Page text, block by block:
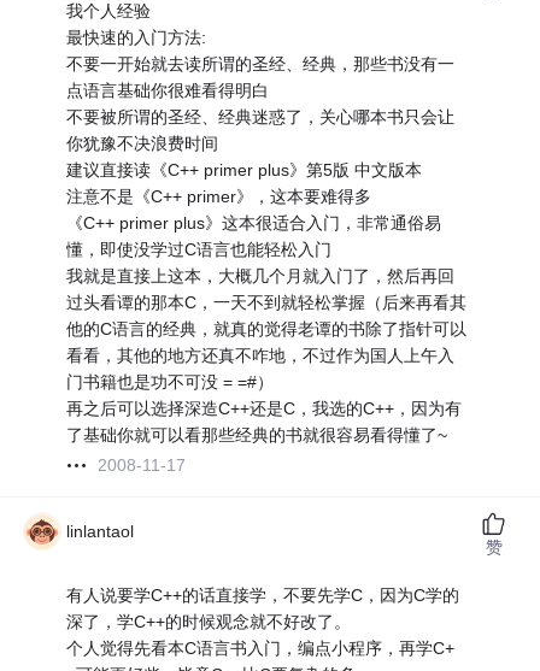
我个人经验
最快速的入门方法:
不要一开始就去读所谓的圣经、经典，那些书没有一
点语言基础你很难看得明白
不要被所谓的圣经、经典迷惑了，关心哪本书只会让
你犹豫不决浪费时间
建议直接读《C++ primer plus》第5版 中文版本
注意不是《C++ primer》，这本要难得多
《C++ primer plus》这本很适合入门，非常通俗易
懂，即使没学过C语言也能轻松入门
我就是直接上这本，大概几个月就入门了，然后再回
过头看谭的那本C，一天不到就轻松掌握（后来再看其
他的C语言的经典，就真的觉得老谭的书除了指针可以
看看，其他的地方还真不咋地，不过作为国人上午入
门书籍也是功不可没 = =#）
再之后可以选择深造C++还是C，我选的C++，因为有
了基础你就可以看那些经典的书就很容易看得懂了~
2008-11-17
linlantaol
有人说要学C++的话直接学，不要先学C，因为C学的
深了，学C++的时候观念就不好改了。
个人觉得先看本C语言书入门，编点小程序，再学C+
赞